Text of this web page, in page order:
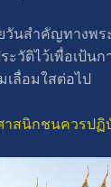
วันสำคัญทางพ
วัติไว้เพื่อเป้น
เลื่อมใสต่อไป
สนิกชนควรปฏิ